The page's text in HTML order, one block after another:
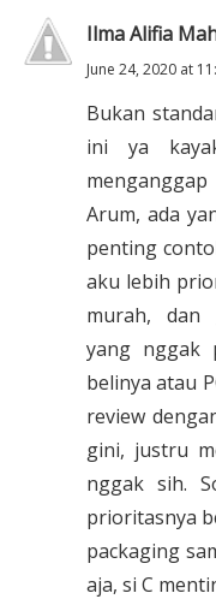
Ilma Alifia
June 24, 2020 at
Bukan
ini ya
Arum, ada
penting
aku lebih
murah, dan
yang nggak
belinya atau
review
gini, justru
nggak sih.
prioritasnya
packaging
aja, si C